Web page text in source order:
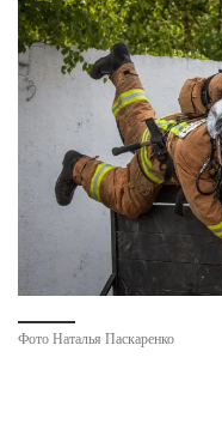
Фото Наталья Паскаренко